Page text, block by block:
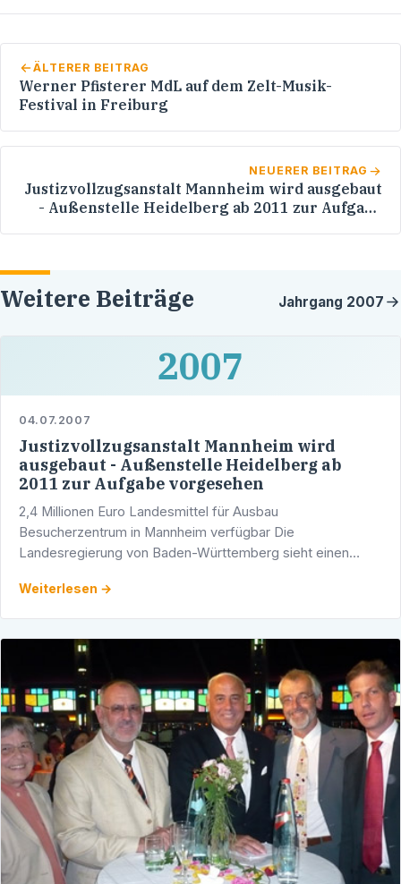
ÄLTERER BEITRAG
Werner Pfisterer MdL auf dem Zelt-Musik-
Festival in Freiburg
NEUERER BEITRAG
Justizvollzugsanstalt Mannheim wird ausgebaut
- Außenstelle Heidelberg ab 2011 zur Aufgabe
Weitere Beiträge Jahrgang 2007
2007
04.07.2007
Justizvollzugsanstalt Mannheim wird
ausgebaut - Außenstelle Heidelberg ab
2011 zur Aufgabe vorgesehen
2,4 Millionen Euro Landesmittel für Ausbau
Besucherzentrum in Mannheim verfügbar Die
Landesregierung von Baden-Württemberg sieht einen
stehen 2,4 Millionen Euro für …
Weiterlesen →